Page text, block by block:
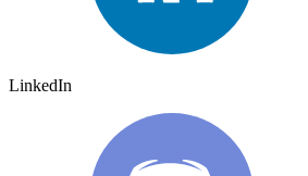
LinkedIn